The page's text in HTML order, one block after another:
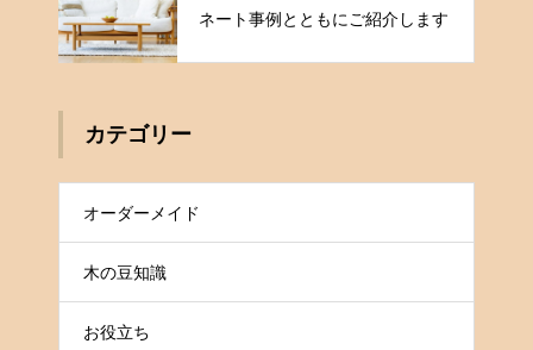
ネート事例とともにご紹介します
カテゴリー
オーダーメイド
木の豆知識
お役立ち